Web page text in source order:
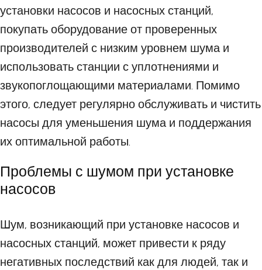
установки насосов и насосных станций,
покупать оборудование от проверенных
производителей с низким уровнем шума и
использовать станции с уплотнениями и
звукопоглощающими материалами. Помимо
этого, следует регулярно обслуживать и чистить
насосы для уменьшения шума и поддержания
их оптимальной работы.
Проблемы с шумом при установке
насосов
Шум, возникающий при установке насосов и
насосных станций, может привести к ряду
негативных последствий как для людей, так и